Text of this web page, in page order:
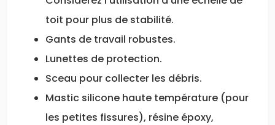
toit pour plus de stabilité.
Gants de travail robustes.
Lunettes de protection.
Sceau pour collecter les débris.
Mastic silicone haute température (pour
les petites fissures), résine époxy,